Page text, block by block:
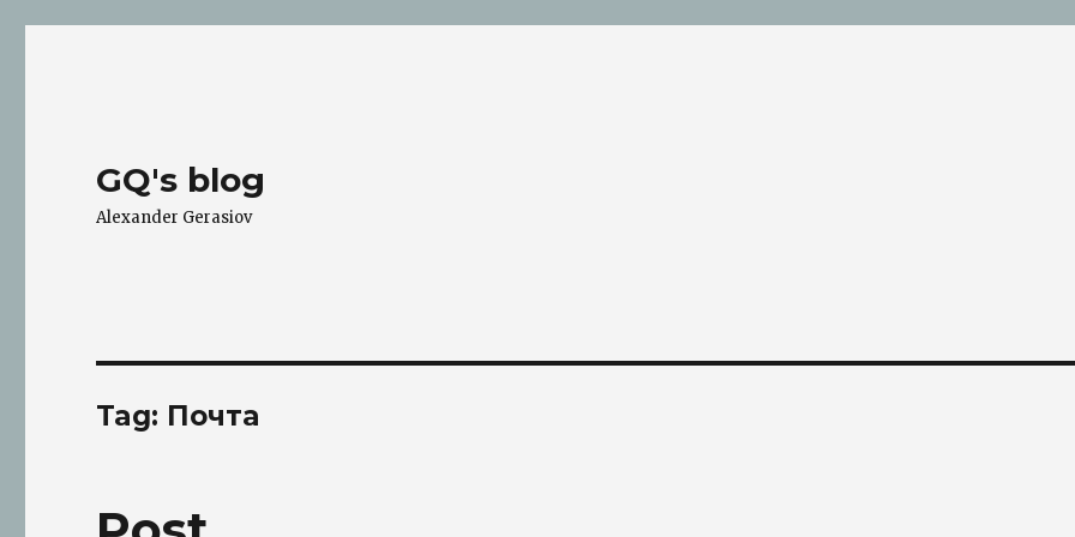
GQ's blog
Alexander Gerasiov
Tag: Почта